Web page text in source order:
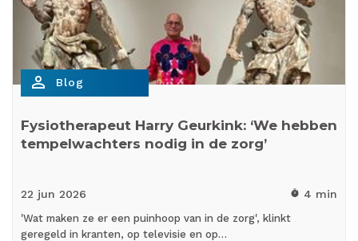
person_outline Blog
Fysiotherapeut Harry Geurkink: ‘We hebben
tempelwachters nodig in de zorg’
22 jun 2026 timer 4 min
'Wat maken ze er een puinhoop van in de zorg', klinkt
geregeld in kranten, op televisie en op…